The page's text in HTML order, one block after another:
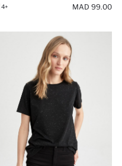
99.00 MAD
+4